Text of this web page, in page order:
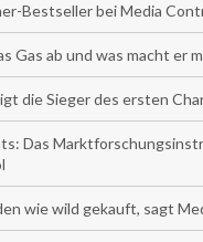
Bestseller bei Media
Gas ab und was macht er
die Sieger des ersten
Das
wie wild gekauft, sagt